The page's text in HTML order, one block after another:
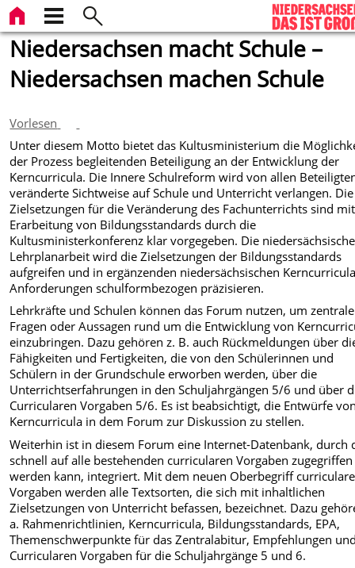
Niedersachsen macht Schule –
Niedersachsen machen Schule
Vorlesen
Unter diesem Motto bietet das Kultusministerium die
der Prozess begleitenden Beteiligung an der Entwicklung der
Kerncurricula. Die Innere Schulreform wird von allen
veränderte Sichtweise auf Schule und Unterricht verlangen. Die
Zielsetzungen für die Veränderung des Fachunterrichts sind
Erarbeitung von Bildungsstandards durch die
Kultusministerkonferenz klar vorgegeben. Die niedersächsische
Lehrplanarbeit wird die Zielsetzungen der Bildungsstandards
aufgreifen und in ergänzenden niedersächsischen
Anforderungen schulformbezogen präzisieren.
Lehrkräfte und Schulen können das Forum nutzen, um zentrale
Fragen oder Aussagen rund um die Entwicklung von
einzubringen. Dazu gehören z. B. auch Rückmeldungen über
Fähigkeiten und Fertigkeiten, die von den Schülerinnen und
Schülern in der Grundschule erworben werden, über die
Unterrichtserfahrungen in den Schuljahrgängen 5/6 und über
Curricularen Vorgaben 5/6. Es ist beabsichtigt, die Entwürfe
Kerncurricula in dem Forum zur Diskussion zu stellen.
Weiterhin ist in diesem Forum eine Internet-Datenbank, durch
schnell auf alle bestehenden curricularen Vorgaben zugegriffen
werden kann, integriert. Mit dem neuen Oberbegriff curriculare
Vorgaben werden alle Textsorten, die sich mit inhaltlichen
Zielsetzungen von Unterricht befassen, bezeichnet. Dazu
a. Rahmenrichtlinien, Kerncurricula, Bildungsstandards, EPA,
Themenschwerpunkte für das Zentralabitur, Empfehlungen
Curricularen Vorgaben für die Schuljahrgänge 5 und 6.